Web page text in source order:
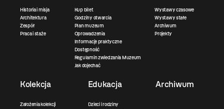
Historia i misja
Architektura
Zespół
Praca i staże
Kup bilet
Godziny otwarcia
Plan muzeum
Oprowadzenia
Informacje praktyczne
Dostępność
Regulamin zwiedzania Muzeum
Jak dojechać
Wystawy czasowe
Wystawy stałe
Archiwum
Projekty
Kolekcja
Założenia kolekcji
Edukacja
Dzieci i rodziny
Archiwum